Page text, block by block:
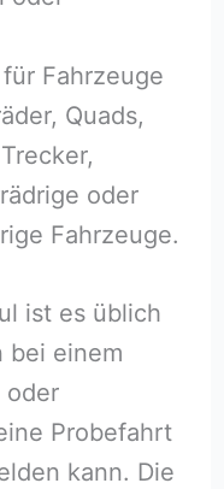
Fahrzeuge
Quads,
oder
Fahrzeuge.
ist es üblich
bei einem
oder
Probefahrt
kann. Die